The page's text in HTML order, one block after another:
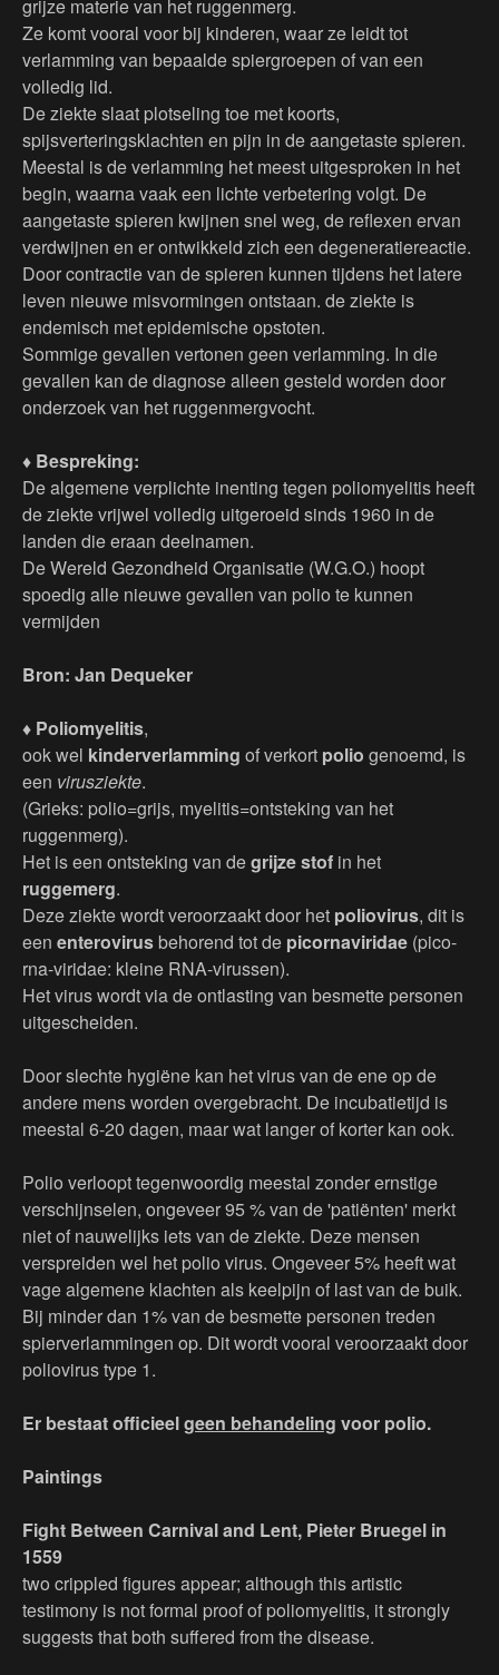
grijze materie van het ruggenmerg.
Ze komt vooral voor bij kinderen, waar ze leidt tot
verlamming van bepaalde spiergroepen of van een
volledig lid.
De ziekte slaat plotseling toe met koorts,
spijsverteringsklachten en pijn in de aangetaste spieren.
Meestal is de verlamming het meest uitgesproken in het
begin, waarna vaak een lichte verbetering volgt. De
aangetaste spieren kwijnen snel weg, de reflexen ervan
verdwijnen en er ontwikkeld zich een degeneratiereactie.
Door contractie van de spieren kunnen tijdens het latere
leven nieuwe misvormingen ontstaan. de ziekte is
endemisch met epidemische opstoten.
Sommige gevallen vertonen geen verlamming. In die
gevallen kan de diagnose alleen gesteld worden door
onderzoek van het ruggenmergvocht.
♦ Bespreking:
De algemene verplichte inenting tegen poliomyelitis heeft
de ziekte vrijwel volledig uitgeroeid sinds 1960 in de
landen die eraan deelnamen.
De Wereld Gezondheid Organisatie (W.G.O.) hoopt
spoedig alle nieuwe gevallen van polio te kunnen
vermijden
Bron: Jan Dequeker
♦ Poliomyelitis,
ook wel kinderverlamming of verkort polio genoemd, is
een virusziekte.
(Grieks: polio=grijs, myelitis=ontsteking van het
ruggenmerg).
Het is een ontsteking van degrijze stof in het
ruggemerg.
Deze ziekte wordt veroorzaakt door het poliovirus, dit is
een enterovirus behorend tot de picornaviridae (pico-
rna-viridae: kleine RNA-virussen).
Het virus wordt via de ontlasting van besmette personen
uitgescheiden.
Door slechte hygiëne kan het virus van de ene op de
andere mens worden overgebracht. De incubatietijd is
meestal 6-20 dagen, maar wat langer of korter kan ook.
Polio verloopt tegenwoordig meestal zonder ernstige
verschijnselen, ongeveer 95 % van de 'patiënten' merkt
niet of nauwelijks iets van de ziekte. Deze mensen
verspreiden wel het polio virus. Ongeveer 5% heeft wat
vage algemene klachten als keelpijn of last van de buik.
Bij minder dan 1% van de besmette personen treden
spierverlammingen op. Dit wordt vooral veroorzaakt door
poliovirus type 1.
Er bestaat officieelgeen behandeling voor polio.
Paintings
Fight Between Carnival and Lent, Pieter Bruegel in
1559
two crippled figures appear; although this artistic
testimony is not formal proof of poliomyelitis, it strongly
suggests that both suffered from the disease.